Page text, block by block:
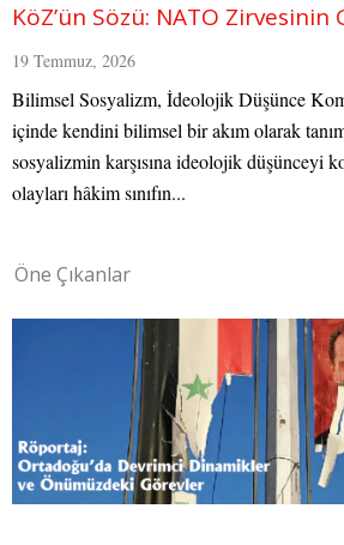
KöZ’ün Sözü: NATO
19 Temmuz, 2026
Bilimsel Sosyalizm, İdeolojik Düşünce
içinde kendini bilimsel bir akım olarak
sosyalizmin karşısına ideolojik düşünceyi
olayları hâkim sınıfın...
Öne Çıkanlar